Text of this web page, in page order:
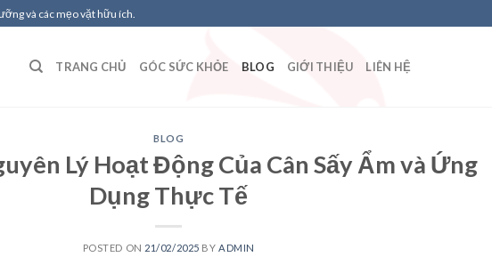
và các mẹo vặt hữu ích.
TRANG CHỦ GÓC SỨC KHỎE BLOG GIỚI THIỆU LIÊN HỆ
BLOG
Lý Hoạt Động Của Cân Sấy Ẩm và Ứng
Dụng Thực Tế
POSTED ON 21/02/2025 BY ADMIN